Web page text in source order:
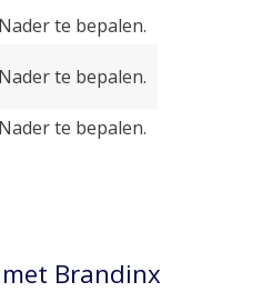
Nader te bepalen.
Nader te bepalen.
Nader te bepalen.
Brandinx